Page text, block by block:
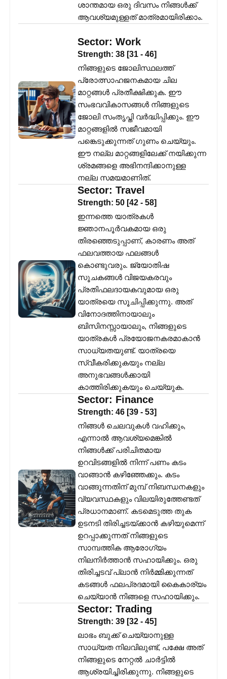
ശാന്തമായ ഒരു ദിവസം നിങ്ങൾക്ക്
ആവശ്യമുള്ളത് മാത്രമായിരിക്കാം.
Sector: Work
Strength: 38 [31 - 46]
നിങ്ങളുടെ ജോലിസ്ഥലത്ത്
പ്രോത്സാഹജനകമായ ചില
മാറ്റങ്ങൾ പ്രതീക്ഷിക്കുക. ഈ
സംഭവവികാസങ്ങൾ നിങ്ങളുടെ
ജോലി സംതൃപ്തി വർദ്ധിപ്പിക്കും. ഈ
മാറ്റങ്ങളിൽ സജീവമായി
പങ്കെടുക്കുന്നത് ഗുണം ചെയ്യും.
ഈ നല്ല മാറ്റങ്ങളിലേക്ക് നയിക്കുന്ന
ശ്രമങ്ങളെ അഭിനന്ദിക്കാനുള്ള
നല്ല സമയമാണിത്.
Sector: Travel
Strength: 50 [42 - 58]
ഇന്നത്തെ യാത്രകൾ
ജ്ഞാനപൂർവകമായ ഒരു
തിരഞ്ഞെടുപ്പാണ്, കാരണം അത്
ഫലവത്തായ ഫലങ്ങൾ
കൊണ്ടുവരും. ജ്യോതിഷ
സൂചകങ്ങൾ വിജയകരവും
പ്രതിഫലദായകവുമായ ഒരു
യാത്രയെ സൂചിപ്പിക്കുന്നു. അത്
വിനോദത്തിനായാലും
ബിസിനസ്സായാലും, നിങ്ങളുടെ
യാത്രകൾ പ്രയോജനകരമാകാൻ
സാധ്യതയുണ്ട്. യാത്രയെ
സ്വീകരിക്കുകയും നല്ല
അനുഭവങ്ങൾക്കായി
കാത്തിരിക്കുകയും ചെയ്യുക.
Sector: Finance
Strength: 46 [39 - 53]
നിങ്ങൾ ചെലവുകൾ വഹിക്കും,
എന്നാൽ ആവശ്യമെങ്കിൽ
നിങ്ങൾക്ക് പരിചിതമായ
ഉറവിടങ്ങളിൽ നിന്ന് പണം കടം
വാങ്ങാൻ കഴിഞ്ഞേക്കും. കടം
വാങ്ങുന്നതിന് മുമ്പ് നിബന്ധനകളും
വ്യവസ്ഥകളും വിലയിരുത്തേണ്ടത്
പ്രധാനമാണ്. കടമെടുത്ത തുക
ഉടനടി തിരിച്ചടയ്ക്കാൻ കഴിയുമെന്ന്
ഉറപ്പാക്കുന്നത് നിങ്ങളുടെ
സാമ്പത്തിക ആരോഗ്യം
നിലനിർത്താൻ സഹായിക്കും. ഒരു
തിരിച്ചടവ് പ്ലാൻ നിർമ്മിക്കുന്നത്
കടങ്ങൾ ഫലപ്രദമായി കൈകാര്യം
ചെയ്യാൻ നിങ്ങളെ സഹായിക്കും.
Sector: Trading
Strength: 39 [32 - 45]
ലാഭം ബുക്ക് ചെയ്യാനുള്ള
സാധ്യത നിലവിലുണ്ട്, പക്ഷേ അത്
നിങ്ങളുടെ നേറ്റൽ ചാർട്ടിൽ
ആശ്രയിച്ചിരിക്കുന്നു. നിങ്ങളുടെ